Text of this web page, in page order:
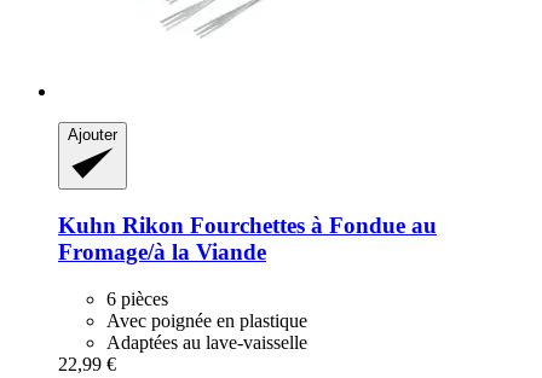
Ajouter
Kuhn Rikon Fourchettes à Fondue au
Fromage/à la Viande
6 pièces
Avec poignée en plastique
Adaptées au lave-vaisselle
22,99 €